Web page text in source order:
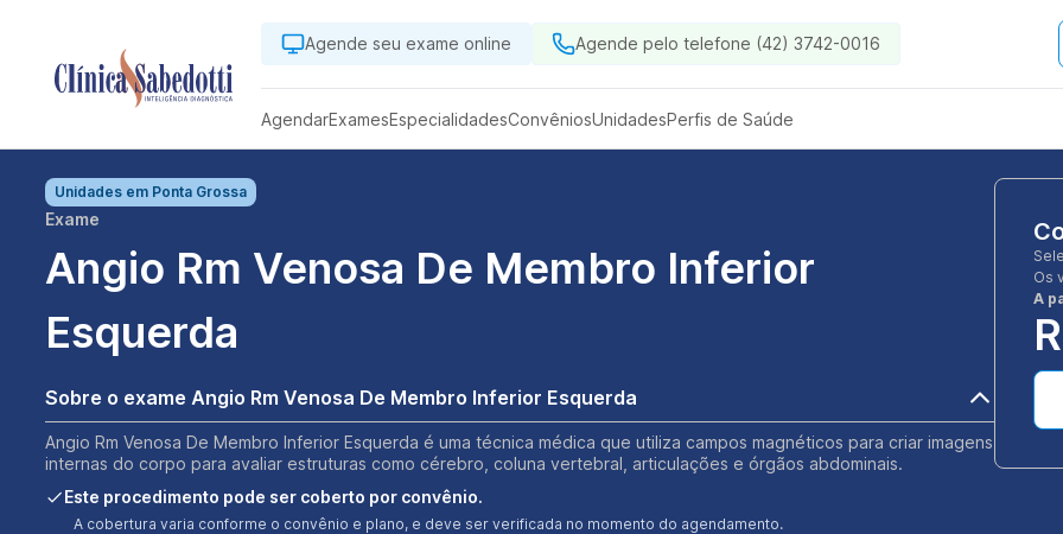
Agende seu exame online Agende pelo telefone (42) 3742-0016
AgendarExamesEspecialidadesConvêniosUnidadesPerfis de Saúde
Unidades em Ponta Grossa
Exame
Angio Rm Venosa De Membro Inferior
Esquerda
Sobre o exame Angio Rm Venosa De Membro Inferior Esquerda
Angio Rm Venosa De Membro Inferior Esquerda é uma técnica médica que utiliza campos magnéticos para criar imagens
internas do corpo para avaliar estruturas como cérebro, coluna vertebral, articulações e órgãos abdominais.
Este procedimento pode ser coberto por convênio.
A cobertura varia conforme o convênio e plano, e deve ser verificada no momento do agendamento.
Os
A